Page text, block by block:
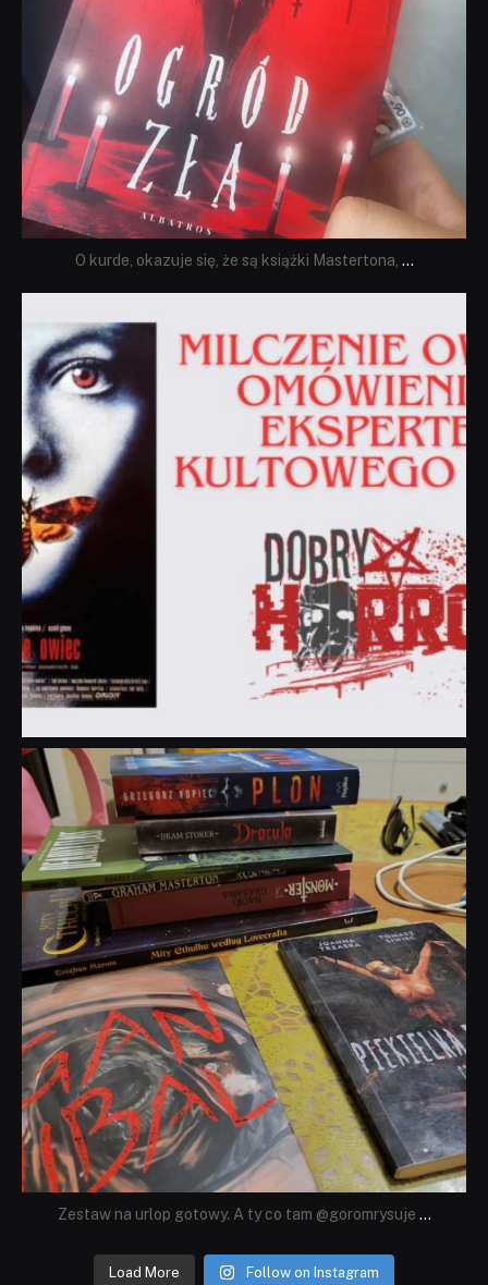
O kurde, okazuje się, że są książki Mastertona, ...
Sie 19
dobryhorror
Lip 31
Zestaw na urlop gotowy. A ty co tam @goromrysuje ...
Load More Follow on Instagram